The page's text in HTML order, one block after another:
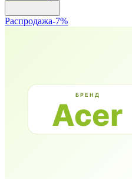
Распродажа-7%